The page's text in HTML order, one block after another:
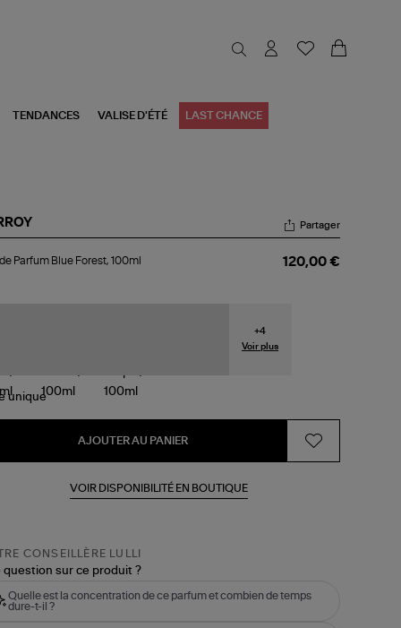
TENDANCES VALISE D'ÉTÉ LAST CHANCE
Partager
Parfum Blue Forest, 100ml 120,00 €
+4
Voir plus
unique
AJOUTER AU PANIER
VOIR DISPONIBILITÉ EN BOUTIQUE
CONSEILLÈRE LULLI
question sur ce produit ?
Quelle est la concentration de ce parfum et combien de temps
dure-t-il ?